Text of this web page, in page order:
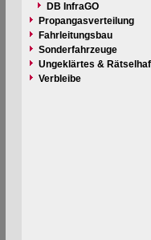
DB InfraGO
Propangasverteilung
Fahrleitungsbau
Sonderfahrzeuge
Ungeklärtes &
Verbleibe